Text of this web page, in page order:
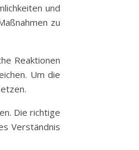
und
zu
Reaktionen
Um die
Die richtige
Verständnis